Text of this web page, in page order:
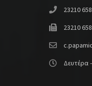
23210
23210
Δευτέρα